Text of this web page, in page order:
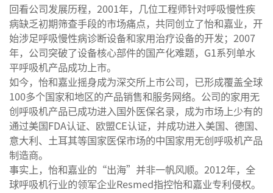
回看公司发展历程，2001年，几位工程师针对呼吸慢性疾
病缺乏初期筛查手段的市场痛点，共同创立了怡和嘉业，开
始涉足呼吸慢性病诊断设备和家用治疗设备的开发；2007
年，公司突破了设备核心部件的国产化难题，G1系列单水
平呼吸机产品成功上市。
如今，怡和嘉业摇身成为深交所上市公司，已形成覆盖全球
100多个国家和地区的产品销售和服务网络。公司的家用无
创呼吸机产品已成功进入国外医保名录，成为市场上少有的
通过美国FDA认证、欧盟CE认证，并成功进入美国、德国、
意大利、土耳其等国家医保市场的中国家用无创呼吸机产品
制造商。
事实上，怡和嘉业的“出海”并非一帆风顺。2012年，全
球呼吸机行业的领军企业Resmed指控怡和嘉业专利侵权。